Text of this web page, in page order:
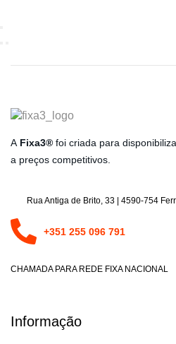
A Fixa3® foi criada para
a preços competitivos.
Rua Antiga de Brito, 33 | 4590-754
+351 255 096 791
CHAMADA PARA REDE FIXA NACIONAL
Informação